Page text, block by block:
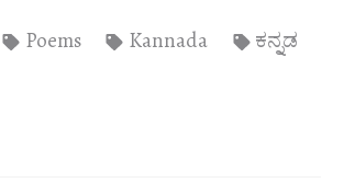
Poems Kannada ಕನ್ನಡ